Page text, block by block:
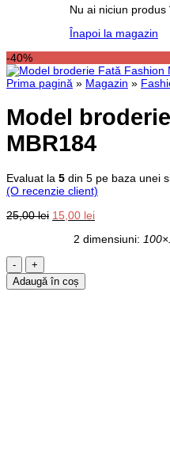
Nu ai niciun produs
Înapoi la magazin
-40%
Prima pagină » Magazin »
Model
MBR184
Evaluat la 5 din 5 pe baza unei
(O recenzie client)
25,00lei Prețul
15,00 leiPrețul
este:
2 dimensiuni:
Cantitate
Model
broderie
Adaugă în coș